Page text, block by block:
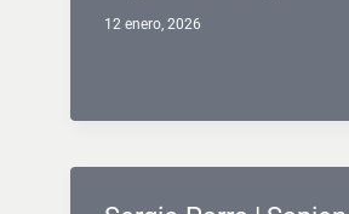
12 enero, 2026